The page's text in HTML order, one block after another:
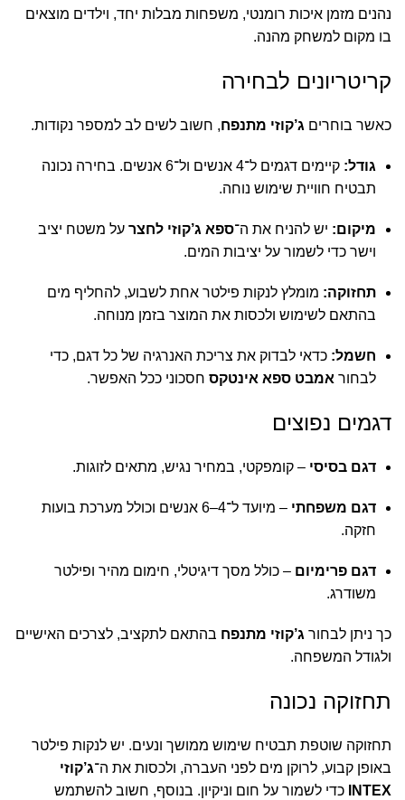
נהנים מזמן איכות רומנטי, משפחות מבלות יחד, וילדים מוצאים
בו מקום למשחק מהנה.
קריטריונים לבחירה
כאשר בוחרים ג’קוזי מתנפח, חשוב לשים לב למספר נקודות.
גודל:
קיימים דגמים ל־4 אנשים ול־6 אנשים. בחירה נכונה
תבטיח חוויית שימוש נוחה.
מיקום: יש להניח את ה־ספא ג’קוזי לחצר על משטח יציב
וישר כדי לשמור על יציבות המים.
תחזוקה: מומלץ לנקות פילטר אחת לשבוע, להחליף מים
בהתאם לשימוש ולכסות את המוצר בזמן מנוחה.
חשמל: כדאי לבדוק את צריכת האנרגיה של כל דגם, כדי
לבחור אמבט ספא אינטקס חסכוני ככל האפשר.
דגמים נפוצים
דגם בסיסי – קומפקטי, במחיר נגיש, מתאים לזוגות.
דגם משפחתי
– מיועד ל־4–6 אנשים וכולל מערכת בועות
חזקה.
דגם פרימיום – כולל מסך דיגיטלי, חימום מהיר ופילטר
משודרג.
כך ניתן לבחור ג’קוזי מתנפח בהתאם לתקציב, לצרכים האישיים
ולגודל המשפחה.
תחזוקה נכונה
תחזוקה שוטפת תבטיח שימוש ממושך ונעים. יש לנקות פילטר
באופן קבוע, לרוקן מים לפני העברה, ולכסות את ה־ג’קוזי
INTEX
כדי לשמור על חום וניקיון. בנוסף, חשוב להשתמש